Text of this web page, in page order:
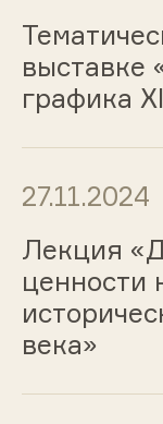
выставке
графика
27.11.2024
Лекция
ценности
века»